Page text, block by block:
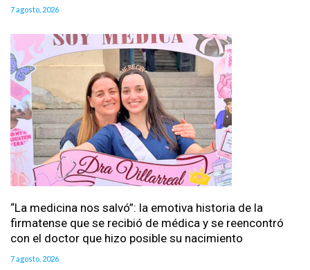
7 agosto, 2026
“La medicina nos salvó”: la emotiva historia de la
firmatense que se recibió de médica y se reencontró
con el doctor que hizo posible su nacimiento
7 agosto, 2026